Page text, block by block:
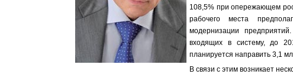
108,5% при опережающем
рабочего места
модернизации
входящих в систему, до
планируется направить
В связи с этим возникает